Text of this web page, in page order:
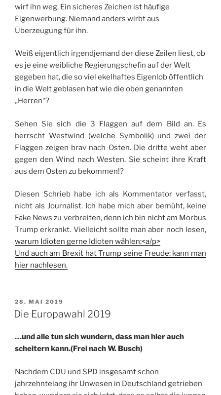
wirf ihn weg. Ein sicheres Zeichen ist häufige
Eigenwerbung. Niemand anders wirbt aus
Überzeugung für ihn.
Weiß eigentlich irgendjemand der diese Zeilen liest, ob
es je eine weibliche Regierungschefin auf der Welt
gegeben hat, die so viel ekelhaftes Eigenlob öffentlich
in die Welt geblasen hat wie die oben genannten
„Herren“?
Sehen Sie sich die 3 Flaggen auf dem Bild an. Es
herrscht Westwind (welche Symbolik) und zwei der
Flaggen zeigen brav nach Osten. Die dritte weht aber
gegen den Wind nach Westen. Sie scheint ihre Kraft
aus dem Osten zu bekommen!?
Diesen Schrieb habe ich als Kommentator verfasst,
nicht als Journalist. Ich habe mich aber bemüht, keine
Fake News zu verbreiten, denn ich bin nicht am Morbus
Trump erkrankt. Vielleicht sollte man aber noch lesen,
warum Idioten gerne Idioten wählen:<a/p>
Und auch am Brexit hat Trump seine Freude:kann man
hier nachlesen.
VERÖFFENTLICHT
AM
28. MAI 2019
Die Europawahl 2019
…und alle tun sich wundern, dass man hier auch
scheitern kann.(Frei nach W. Busch)
Nachdem CDU und SPD insgesamt schon
jahrzehntelang ihr Unwesen in Deutschland getrieben